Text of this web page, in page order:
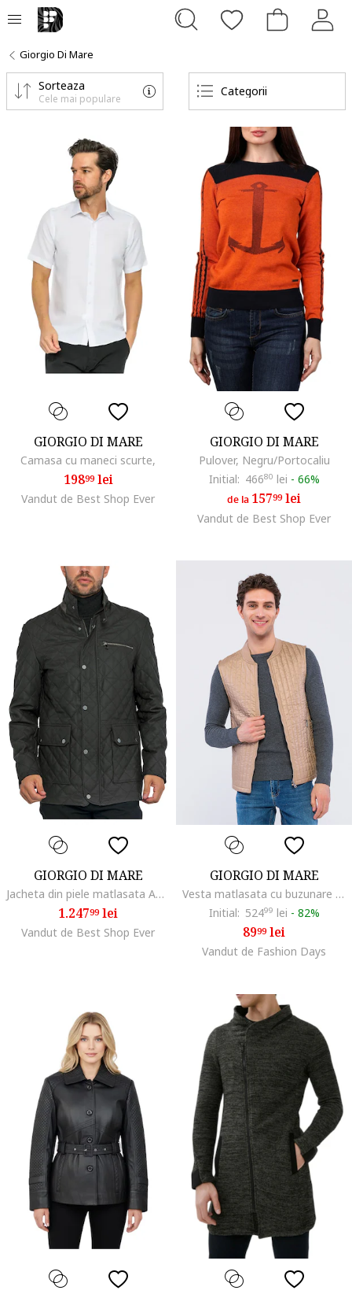
Giorgio Di Mare
Categorii
Sorteaza
Cele mai populare
GIORGIO DI MARE
Camasa cu maneci scurte,
19899lei
Vandut de Best Shop Ever
GIORGIO DI MARE
Pulover, Negru/Portocaliu
Initial: 46680 lei - 66%
de la 15799lei
Vandut de Best Shop Ever
GIORGIO DI MARE
Jacheta din piele matlasata Anderson,
1.24799lei
Vandut de Best Shop Ever
GIORGIO DI MARE
Vesta matlasata cu buzunare cu fermoar, Maro nisip
Initial: 52499 lei - 82%
8999lei
Vandut de Fashion Days